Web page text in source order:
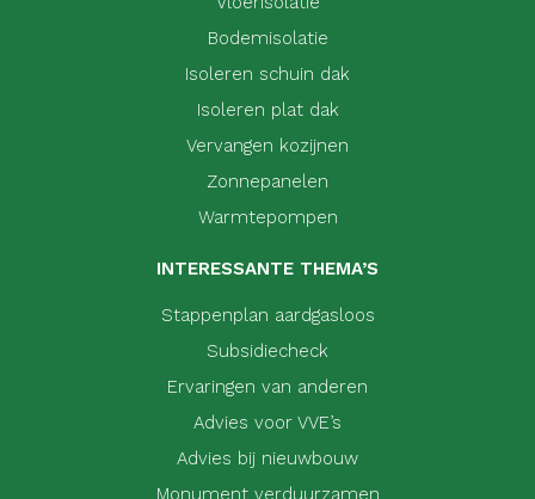
Bodemisolatie
Isoleren schuin dak
Isoleren plat dak
Vervangen kozijnen
Zonnepanelen
Warmtepompen
INTERESSANTE THEMA’S
Stappenplan aardgasloos
Subsidiecheck
Ervaringen van anderen
Advies voor VVE’s
Advies bij nieuwbouw
Monument verduurzamen